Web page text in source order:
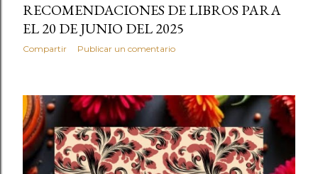
RECOMENDACIONES DE LIBROS PARA
EL 20 DE JUNIO DEL 2025
Compartir Publicar un comentario